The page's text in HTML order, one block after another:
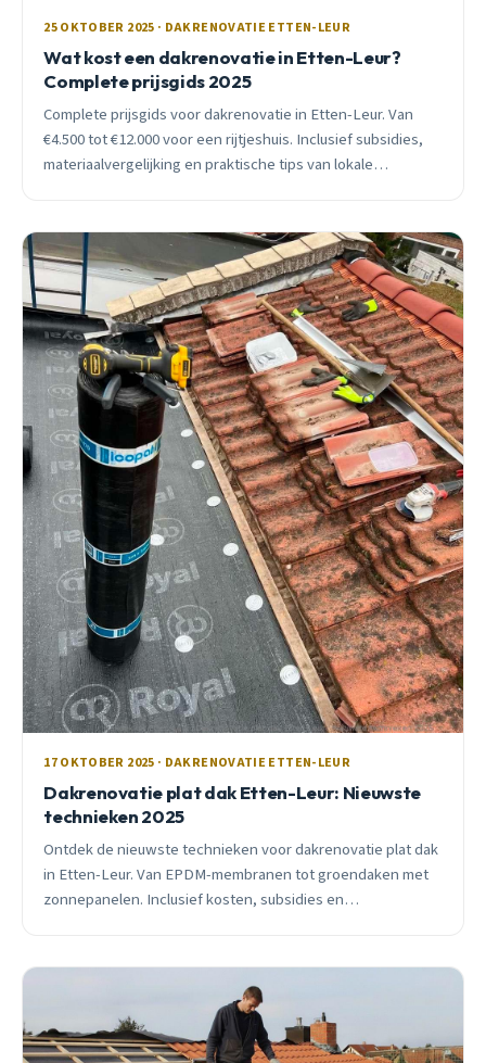
25 OKTOBER 2025 · DAKRENOVATIE ETTEN-LEUR
Wat kost een dakrenovatie in Etten-Leur?
Complete prijsgids 2025
Complete prijsgids voor dakrenovatie in Etten-Leur. Van
€4.500 tot €12.000 voor een rijtjeshuis. Inclusief subsidies,
materiaalvergelijking en praktische tips van lokale
17 OKTOBER 2025 · DAKRENOVATIE ETTEN-LEUR
Dakrenovatie plat dak Etten-Leur: Nieuwste
technieken 2025
Ontdek de nieuwste technieken voor dakrenovatie plat dak
in Etten-Leur. Van EPDM-membranen tot groendaken met
zonnepanelen. Inclusief kosten, subsidies en